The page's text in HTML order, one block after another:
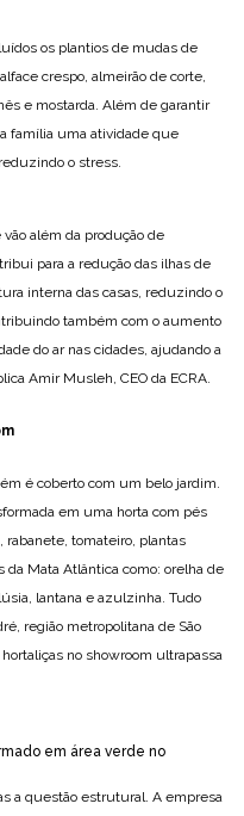
os plantios de mudas de
crespo, almeirão de corte,
e mostarda. Além de garantir
família uma atividade que
o stress.
além da produção de
para a redução das ilhas de
interna das casas, reduzindo o
também com o aumento
do ar nas cidades, ajudando a
Amir Musleh, CEO da ECRA.
é coberto com um belo jardim.
em uma horta com pés
tomateiro, plantas
da Mata Atlântica como: orelha de
lantana e azulzinha. Tudo
região metropolitana de São
no showroom ultrapassa
em área verde no
a questão estrutural. A empresa